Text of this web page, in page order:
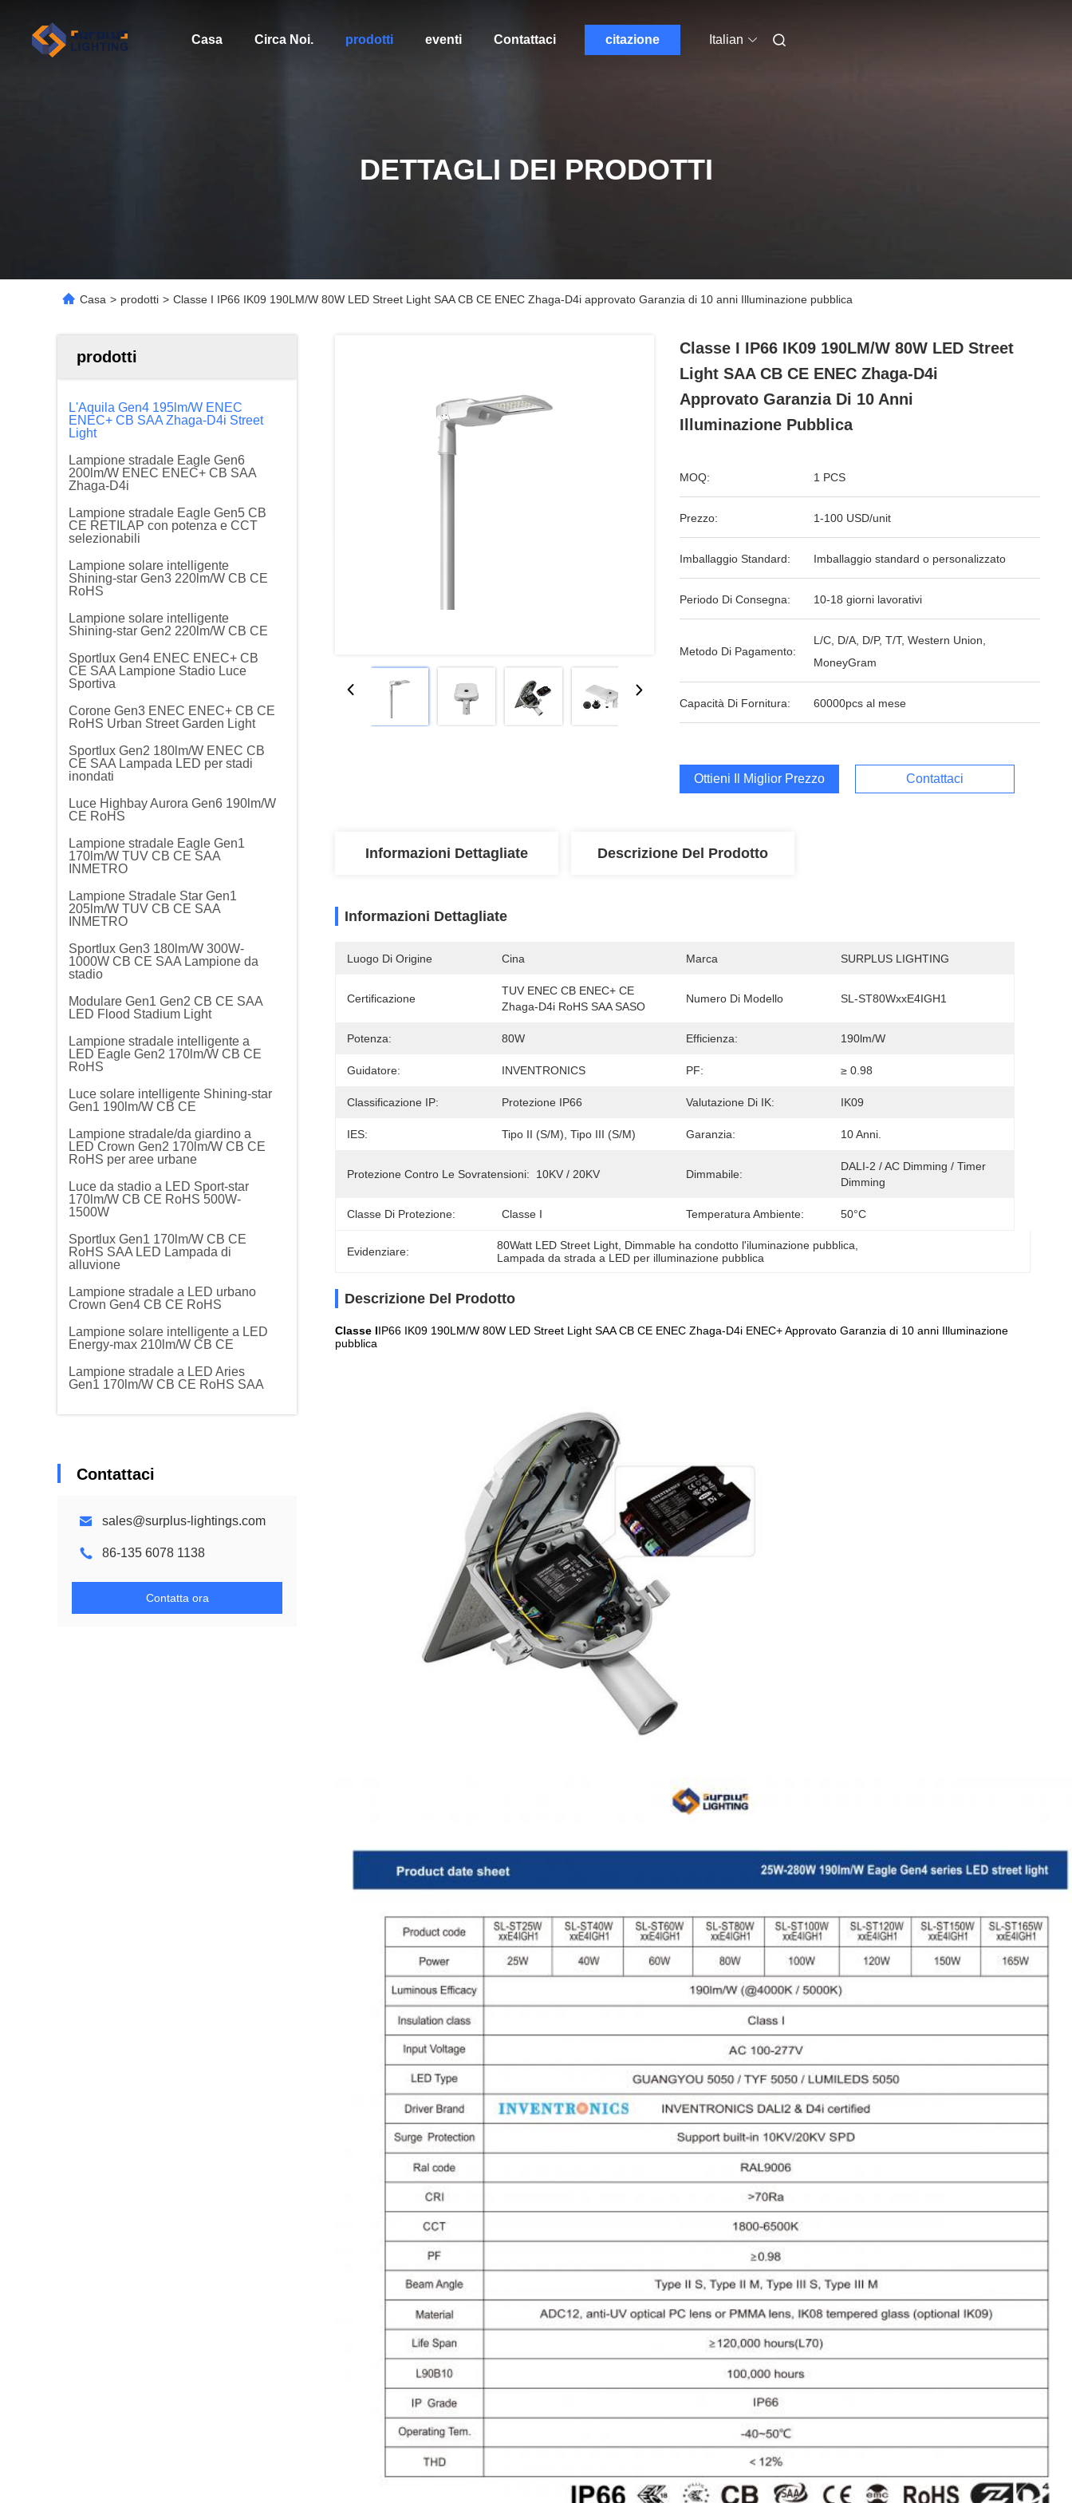
Casa Circa Noi. prodotti eventi Contattaci citazione Italian
DETTAGLI DEI PRODOTTI
Casa > prodotti > Classe I IP66 IK09 190LM/W 80W LED Street Light SAA CB CE ENEC Zhaga-D4i approvato Garanzia di 10 anni Illuminazione pubblica
prodotti
L'Aquila Gen4 195lm/W ENEC
ENEC+ CB SAA Zhaga-D4i Street
Light
Lampione stradale Eagle Gen6
200lm/W ENEC ENEC+ CB SAA
Zhaga-D4i
Lampione stradale Eagle Gen5 CB
CE RETILAP con potenza e CCT
selezionabili
Lampione solare intelligente
Shining-star Gen3 220lm/W CB CE
RoHS
Lampione solare intelligente
Shining-star Gen2 220lm/W CB CE
Sportlux Gen4 ENEC ENEC+ CB
CE SAA Lampione Stadio Luce
Sportiva
Corone Gen3 ENEC ENEC+ CB CE
RoHS Urban Street Garden Light
Sportlux Gen2 180lm/W ENEC CB
CE SAA Lampada LED per stadi
inondati
Luce Highbay Aurora Gen6 190lm/W
CE RoHS
Lampione stradale Eagle Gen1
170lm/W TUV CB CE SAA
INMETRO
Lampione Stradale Star Gen1
205lm/W TUV CB CE SAA
INMETRO
Sportlux Gen3 180lm/W 300W-
1000W CB CE SAA Lampione da
stadio
Modulare Gen1 Gen2 CB CE SAA
LED Flood Stadium Light
Lampione stradale intelligente a
LED Eagle Gen2 170lm/W CB CE
RoHS
Luce solare intelligente Shining-star
Gen1 190lm/W CB CE
Lampione stradale/da giardino a
LED Crown Gen2 170lm/W CB CE
RoHS per aree urbane
Luce da stadio a LED Sport-star
170lm/W CB CE RoHS 500W-
1500W
Sportlux Gen1 170lm/W CB CE
RoHS SAA LED Lampada di
alluvione
Lampione stradale a LED urbano
Crown Gen4 CB CE RoHS
Lampione solare intelligente a LED
Energy-max 210lm/W CB CE
Lampione stradale a LED Aries
Gen1 170lm/W CB CE RoHS SAA
Contattaci
sales@surplus-lightings.com
86-135 6078 1138
Contatta ora
Classe I IP66 IK09 190LM/W 80W LED Street
Light SAA CB CE ENEC Zhaga-D4i
Approvato Garanzia Di 10 Anni
Illuminazione Pubblica
MOQ: 1 PCS
Prezzo: 1-100 USD/unit
Imballaggio Standard: Imballaggio standard o personalizzato
Periodo Di Consegna: 10-18 giorni lavorativi
Metodo Di Pagamento:
L/C, D/A, D/P, T/T, Western Union,
MoneyGram
Capacità Di Fornitura: 60000pcs al mese
Ottieni Il Miglior Prezzo Contattaci
Informazioni Dettagliate Descrizione Del Prodotto
Informazioni Dettagliate
Luogo Di Origine Cina Marca SURPLUS LIGHTING
Certificazione
TUV ENEC CB ENEC+ CE
Zhaga-D4i RoHS SAA SASO
Numero Di Modello SL-ST80WxxE4IGH1
Potenza: 80W Efficienza: 190lm/w
Guidatore: INVENTRONICS PF: ≥ 0.98
Classificazione IP: Protezione IP66 Valutazione Di IK: IK09
IES: Tipo II (S/M), Tipo III (S/M) Garanzia: 10 Anni.
Protezione Contro Le Sovratensioni: 10KV / 20KV Dimmabile:
DALI-2 / AC Dimming / Timer
Dimming
Classe Di Protezione: Classe I Temperatura Ambiente: 50°C
Evidenziare: 80Watt LED Street Light Dimmable ha condotto l'iluminazione pubblica
Lampada da strada a LED per illuminazione pubblica
Descrizione Del Prodotto
Classe IIP66 IK09 190LM/W 80W LED Street Light SAA CB CE ENEC Zhaga-D4i ENEC+ Approvato Garanzia di 10 anni Illuminazione
pubblica